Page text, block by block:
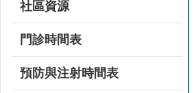
社區資源
門診時間表
預防與注射時間表